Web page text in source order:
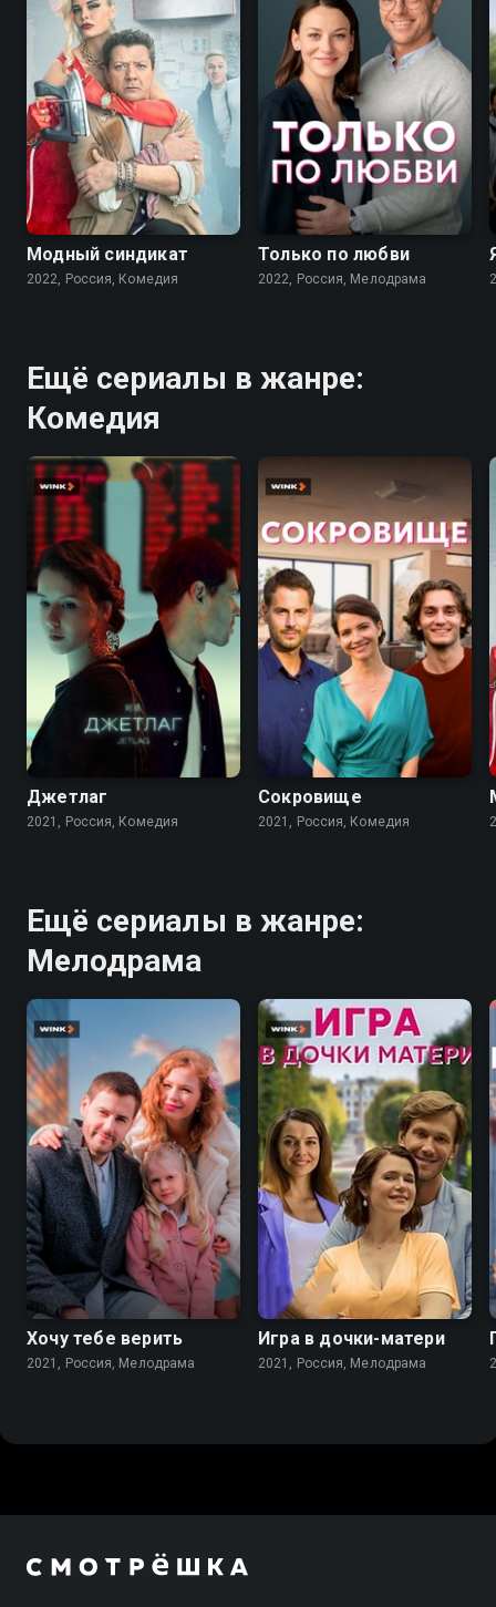
7.6
Модный синдикат
2022, Россия, Комедия
Только по любви
2022, Россия, Мелодрама
Ещё сериалы в жанре:
Комедия
6.9
Джетлаг
2021, Россия, Комедия
7.3
Сокровище
2021, Россия, Комедия
Ещё сериалы в жанре:
Мелодрама
7.1
Хочу тебе верить
2021, Россия, Мелодрама
7.2
Игра в дочки-матери
2021, Россия, Мелодрама